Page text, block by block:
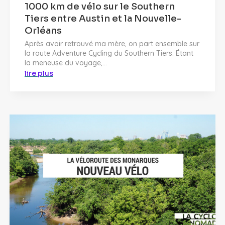
1000 km de vélo sur le Southern
Tiers entre Austin et la Nouvelle-
Orléans
Après avoir retrouvé ma mère, on part ensemble sur
la route Adventure Cycling du Southern Tiers. Étant
la meneuse du voyage,...
lire plus